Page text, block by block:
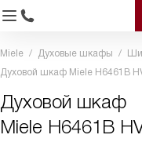
Miele Духовые шкафы
Духовой шкаф Miele H6461B
Духовой шкаф
Miele H6461B